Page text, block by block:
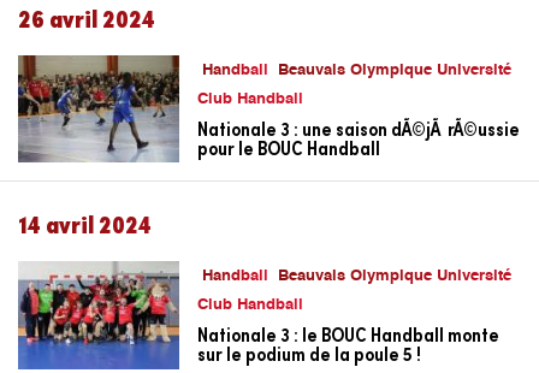
26 avril 2024
Handball
Beauvais Olympique Université
Club Handball
Nationale 3 : une saison dÃ©jÃ rÃ©ussie
pour le BOUC Handball
14 avril 2024
Handball
Beauvais Olympique Université
Club Handball
Nationale 3 : le BOUC Handball monte
sur le podium de la poule 5 !